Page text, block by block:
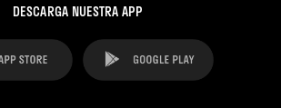
DESCARGA NUESTRA APP